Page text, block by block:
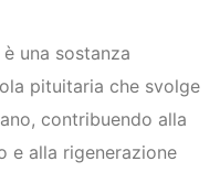
una sostanza
pituitaria che svolge
contribuendo alla
e alla rigenerazione